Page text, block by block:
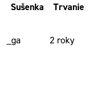
Sušenka
Trvanie
_ga 2 roky